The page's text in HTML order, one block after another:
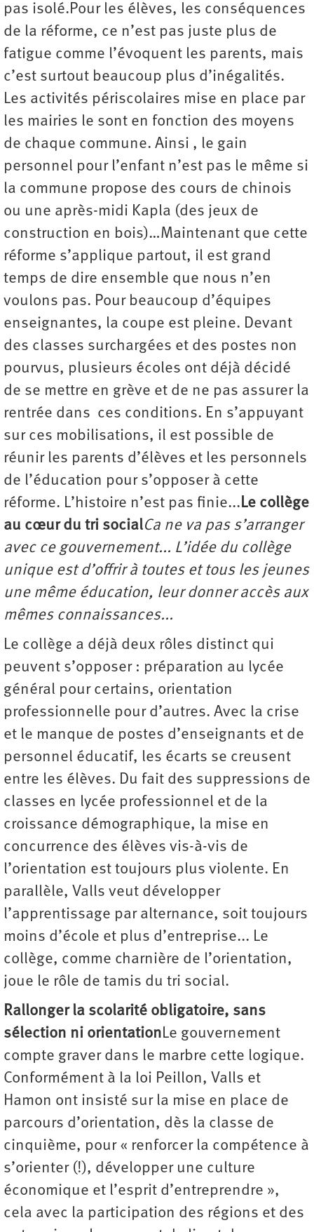
pas isolé.Pour les élèves, les conséquences
de la réforme, ce n’est pas juste plus de
fatigue comme l’évoquent les parents, mais
c’est surtout beaucoup plus d’inégalités.
Les activités périscolaires mise en place par
les mairies le sont en fonction des moyens
de chaque commune. Ainsi , le gain
personnel pour l’enfant n’est pas le même si
la commune propose des cours de chinois
ou une après-midi Kapla (des jeux de
construction en bois)…Maintenant que cette
réforme s’applique partout, il est grand
temps de dire ensemble que nous n’en
voulons pas. Pour beaucoup d’équipes
enseignantes, la coupe est pleine. Devant
des classes surchargées et des postes non
pourvus, plusieurs écoles ont déjà décidé
de se mettre en grève et de ne pas assurer la
rentrée dans ces conditions. En s’appuyant
sur ces mobilisations, il est possible de
réunir les parents d’élèves et les personnels
de l’éducation pour s’opposer à cette
réforme. L’histoire n’est pas finie...Le collège
au cœur du tri socialCa ne va pas s’arranger
avec ce gouvernement... L’idée du collège
unique est d’offrir à toutes et tous les jeunes
une même éducation, leur donner accès aux
mêmes connaissances...
Le collège a déjà deux rôles distinct qui
peuvent s’opposer : préparation au lycée
général pour certains, orientation
professionnelle pour d’autres. Avec la crise
et le manque de postes d’enseignants et de
personnel éducatif, les écarts se creusent
entre les élèves. Du fait des suppressions de
classes en lycée professionnel et de la
croissance démographique, la mise en
concurrence des élèves vis-à-vis de
l’orientation est toujours plus violente. En
parallèle, Valls veut développer
l’apprentissage par alternance, soit toujours
moins d’école et plus d’entreprise... Le
collège, comme charnière de l’orientation,
joue le rôle de tamis du tri social.
Rallonger la scolarité obligatoire, sans
sélection ni orientationLe gouvernement
compte graver dans le marbre cette logique.
Conformément à la loi Peillon, Valls et
Hamon ont insisté sur la mise en place de
parcours d’orientation, dès la classe de
cinquième, pour « renforcer la compétence à
s’orienter (!), développer une culture
économique et l’esprit d’entreprendre »,
cela avec la participation des régions et des